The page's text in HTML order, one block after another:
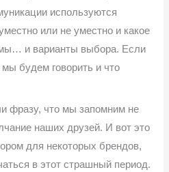
используются
или не уместно и какое
и варианты выбора. Если
будем говорить и что
фразу, что мы запомним не
наших друзей. И вот это
для некоторых брендов,
в этот страшный период.